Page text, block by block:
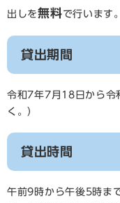
出しを無料で行います。
貸出期間
令和7年7月18日から
く。）
貸出時間
午前9時から午後5時ま